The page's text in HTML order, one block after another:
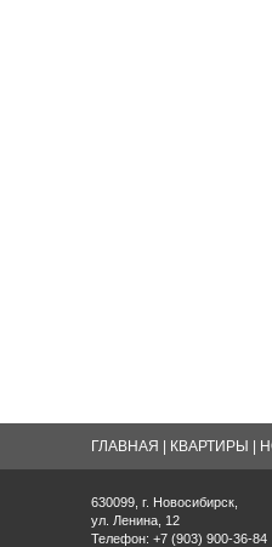
ГЛАВНАЯ КВАРТИРЫ
630099, г. Новосибирск,
ул. Ленина, 12
Телефон: +7 (903) 900-36-84